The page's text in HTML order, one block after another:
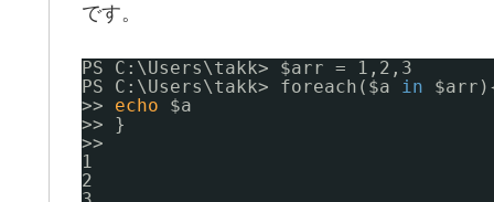
です。
PS C:\Users\takk> $arr = 1,2,3
PS C:\Users\takk> foreach($a in
>> echo
$a
>> }
>>
1
2